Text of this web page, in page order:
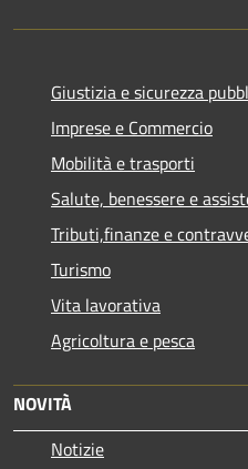
Giustizia e sicurezza
Imprese e Commercio
Mobilità e trasporti
Salute, benessere e
Tributi,finanze e
Turismo
Vita lavorativa
Agricoltura e pesca
NOVITÀ
Notizie